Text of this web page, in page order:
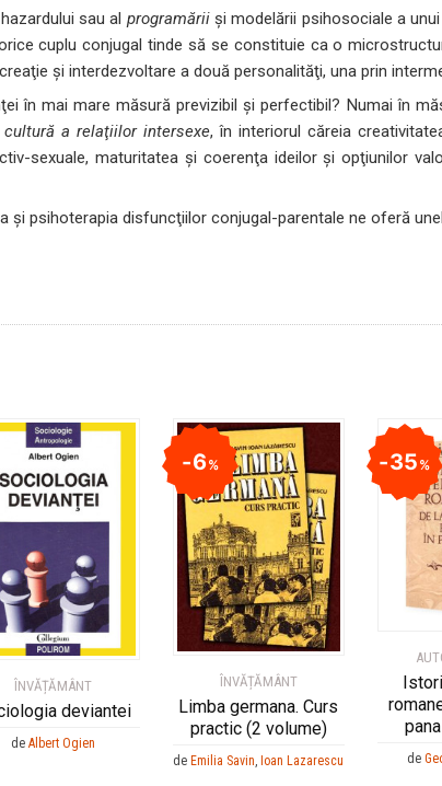
sau al programăriişi modelării psihosociale a
cuplu conjugal tinde să se constituie ca o
şi interdezvoltare a două personalităţi, una prin
în mai mare măsură previzibil şi perfectibil? Numai în
cultură a relaţiilor intersexe, în interiorul căreia
sexuale, maturitatea şi coerenţa ideilor şi opţiunilor
şi psihoterapia disfuncţiilor conjugal-parentale ne oferă
ÎNVĂȚĂMÂNT
deviantei
deAlbert Ogien
ÎNVĂȚĂMÂNT
Limba germana. Curs
practic (2 volume)
6%
de Emilia Savin, Ioan Lazarescu
35%
de